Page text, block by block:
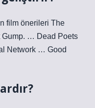
film önerileri The
… Dead Poets
Network … Good